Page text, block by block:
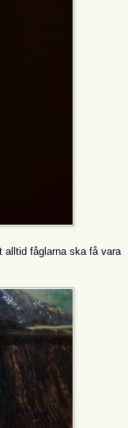
alltid fåglarna ska få vara